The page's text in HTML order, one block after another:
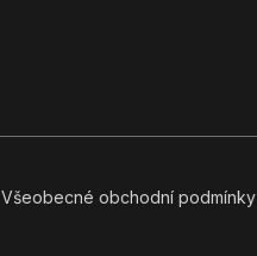
Všeobecné obchodní podmínky